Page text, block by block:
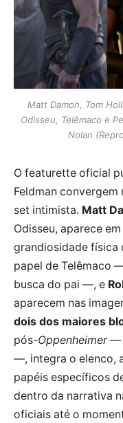
Matt Damon, Tom
Odisseu, Telêmaco e
Nolan
O featurette oficial
Feldman convergem
set intimista. Matt
Odisseu, aparece
grandiosidade física
papel de Telêmaco
busca do pai —, e
aparecem nas
dois dos maiores
pós-Oppenheimer—
—, integra o elenco,
papéis específicos
dentro da narrativa
oficiais até o